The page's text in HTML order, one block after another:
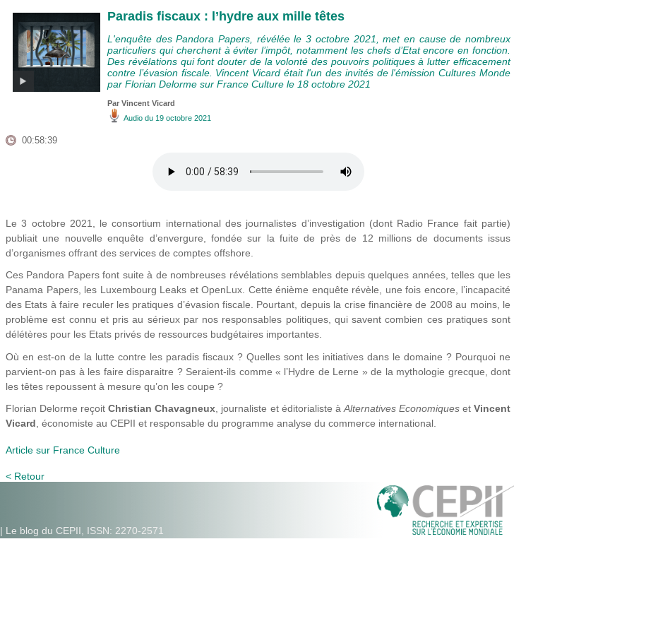
Paradis fiscaux : l’hydre aux mille têtes
L'enquête des Pandora Papers, révélée le 3 octobre 2021, met en cause de nombreux
particuliers qui cherchent à éviter l’impôt, notamment les chefs d’Etat encore en fonction.
Des révélations qui font douter de la volonté des pouvoirs politiques à lutter efficacement
contre l’évasion fiscale. Vincent Vicard était l'un des invités de l'émission Cultures Monde
par Florian Delorme sur France Culture le 18 octobre 2021
Par Vincent Vicard
Audio du 19 octobre 2021
00:58:39
Le 3 octobre 2021, le consortium international des journalistes d’investigation (dont Radio France fait partie)
publiait une nouvelle enquête d’envergure, fondée sur la fuite de près de 12 millions de documents issus
d’organismes offrant des services de comptes offshore.
Ces Pandora Papers font suite à de nombreuses révélations semblables depuis quelques années, telles que les
Panama Papers, les Luxembourg Leaks et OpenLux. Cette énième enquête révèle, une fois encore, l’incapacité
des Etats à faire reculer les pratiques d’évasion fiscale. Pourtant, depuis la crise financière de 2008 au moins, le
problème est connu et pris au sérieux par nos responsables politiques, qui savent combien ces pratiques sont
délétères pour les Etats privés de ressources budgétaires importantes.
Où en est-on de la lutte contre les paradis fiscaux ? Quelles sont les initiatives dans le domaine ? Pourquoi ne
parvient-on pas à les faire disparaitre ? Seraient-ils comme « l’Hydre de Lerne » de la mythologie grecque, dont
les têtes repoussent à mesure qu’on les coupe ?
Florian Delorme reçoitChristian Chavagneux, journaliste et éditorialiste àAlternatives EconomiquesetVincent
Vicard, économiste au CEPII et responsable du programme analyse du commerce international.
Article sur France Culture
< Retour
| Le blog du CEPII, ISSN: 2270-2571